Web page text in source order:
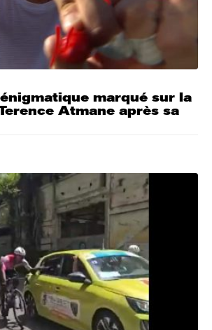
marqué sur la
Atmane après sa